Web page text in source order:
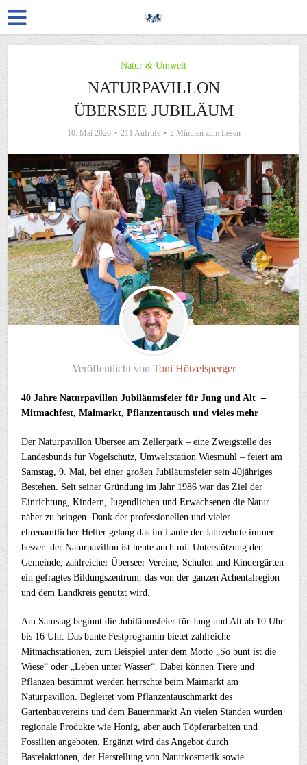
Natur & Umwelt
NATURPAVILLON
ÜBERSEE JUBILÄUM
10. Mai 2026 211 Aufrufe 2 Minuten zum Lesen
Veröffentlicht von Toni Hötzelsperger
40 Jahre Naturpavillon Jubiläumsfeier für Jung und Alt –
Mitmachfest, Maimarkt, Pflanzentausch und vieles mehr
Der Naturpavillon Übersee am Zellerpark – eine Zweigstelle des
Landesbunds für Vogelschutz, Umweltstation Wiesmühl – feiert am
Samstag, 9. Mai, bei einer großen Jubiläumsfeier sein 40jähriges
Bestehen. Seit seiner Gründung im Jahr 1986 war das Ziel der
Einrichtung, Kindern, Jugendlichen und Erwachsenen die Natur
näher zu bringen. Dank der professionellen und vieler
ehrenamtlicher Helfer gelang das im Laufe der Jahrzehnte immer
besser: der Naturpavillon ist heute auch mit Unterstützung der
Gemeinde, zahlreicher Überseer Vereine, Schulen und Kindergärten
ein gefragtes Bildungszentrum, das von der ganzen Achentalregion
und dem Landkreis genutzt wird.
Am Samstag beginnt die Jubiläumsfeier für Jung und Alt ab 10 Uhr
bis 16 Uhr. Das bunte Festprogramm bietet zahlreiche
Mitmachstationen, zum Beispiel unter dem Motto „So bunt ist die
Wiese“ oder „Leben unter Wasser“. Dabei können Tiere und
Pflanzen bestimmt werden herrschte beim Maimarkt am
Naturpavillon. Begleitet vom Pflanzentauschmarkt des
Gartenbauvereins und dem Bauernmarkt An vielen Ständen wurden
regionale Produkte wie Honig, aber auch Töpferarbeiten und
Fossilien angeboten. Ergänzt wird das Angebot durch
Bastelaktionen, der Herstellung von Naturkosmetik sowie